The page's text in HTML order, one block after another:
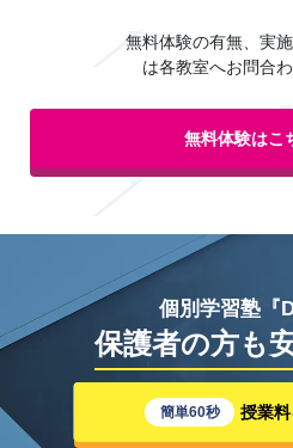
無料体験の有無、実
は各教室へお問合わ
無料体験はこ
個別学習塾『
保護者の方も
簡単60秒 授業